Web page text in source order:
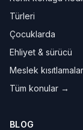
Türleri
Çocuklarda
Ehliyet & sürücü
Meslek
Tüm konular →
BLOG